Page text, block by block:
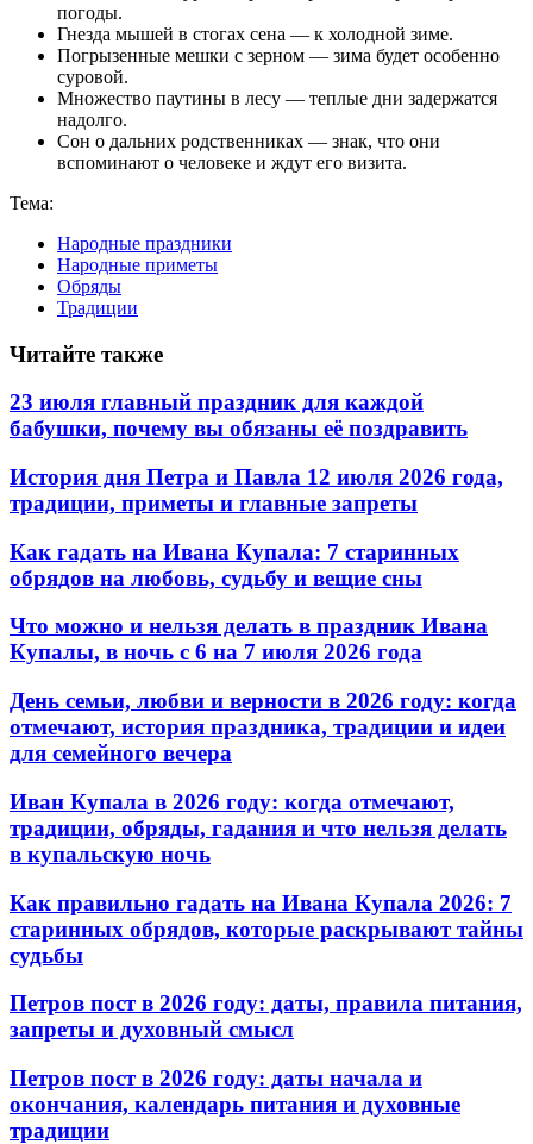
погоды.
Гнезда мышей в стогах сена — к холодной зиме.
Погрызенные мешки с зерном — зима будет особенно
суровой.
Множество паутины в лесу — теплые дни задержатся
надолго.
Сон о дальних родственниках — знак, что они
вспоминают о человеке и ждут его визита.
Тема:
Народные праздники
Народные приметы
Обряды
Традиции
Читайте также
23 июля главный праздник для каждой
бабушки, почему вы обязаны её поздравить
История дня Петра и Павла 12 июля 2026 года,
традиции, приметы и главные запреты
Как гадать на Ивана Купала: 7 старинных
обрядов на любовь, судьбу и вещие сны
Что можно и нельзя делать в праздник Ивана
Купалы, в ночь с 6 на 7 июля 2026 года
День семьи, любви и верности в 2026 году: когда
отмечают, история праздника, традиции и идеи
для семейного вечера
Иван Купала в 2026 году: когда отмечают,
традиции, обряды, гадания и что нельзя делать
в купальскую ночь
Как правильно гадать на Ивана Купала 2026: 7
старинных обрядов, которые раскрывают тайны
судьбы
Петров пост в 2026 году: даты, правила питания,
запреты и духовный смысл
Петров пост в 2026 году: даты начала и
окончания, календарь питания и духовные
традиции